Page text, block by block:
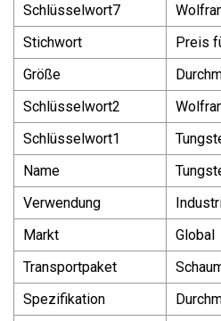
Schlüsselwort7
Stichwort
Preis
Größe
Schlüsselwort2
Schlüsselwort1
Name
Verwendung
Markt
Global
Transportpaket
Spezifikation